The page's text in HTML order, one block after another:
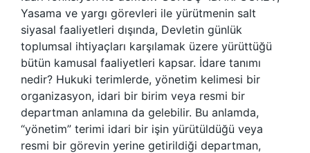
Yasama ve yargı görevleri ile yürütmenin salt
siyasal faaliyetleri dışında, Devletin günlük
toplumsal ihtiyaçları karşılamak üzere yürüttüğü
bütün kamusal faaliyetleri kapsar. İdare tanımı
nedir? Hukuki terimlerde, yönetim kelimesi bir
organizasyon, idari bir birim veya resmi bir
departman anlamına da gelebilir. Bu anlamda,
“yönetim” terimi idari bir işin yürütüldüğü veya
resmi bir görevin yerine getirildiği departman,